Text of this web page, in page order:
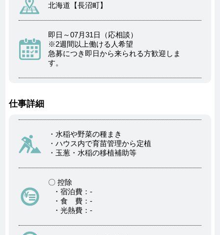
北海道【長沼町】
即日～07月31日（応相談）
※2週間以上働ける人希望
急募につき即日から来られる方歓迎しま
す。
仕事詳細
・水稲や野菜の種まき
・ハウス内で育苗管理から定植
・玉葱・水稲の移植補助等
〇 控除
・宿泊費：-
・食 費：-
・光熱費：-